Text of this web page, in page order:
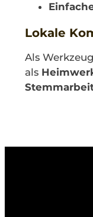
Lokale
Als
als